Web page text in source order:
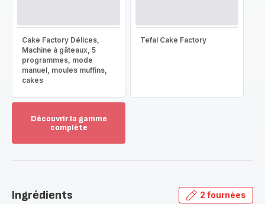
Cake Factory Délices,
Machine à gâteaux, 5
programmes, mode
manuel, moules muffins,
cakes
Tefal Cake Factory
Découvrir la gamme
complète
gamme
Ingrédients 2 fournées